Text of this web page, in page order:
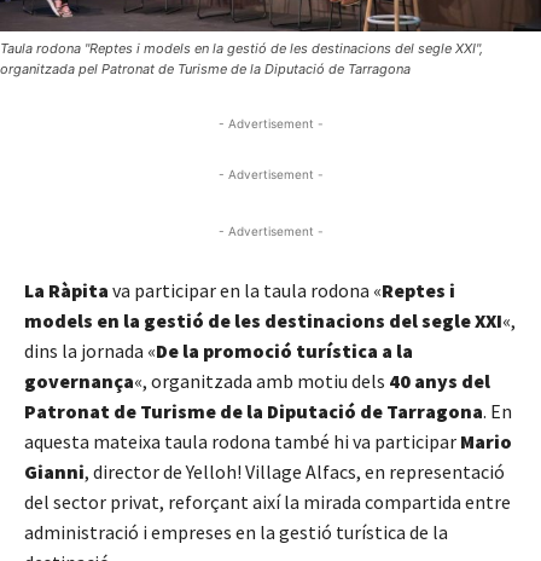
Taula rodona "Reptes i models en la gestió de les destinacions del segle XXI",
organitzada pel Patronat de Turisme de la Diputació de Tarragona
- Advertisement -
- Advertisement -
- Advertisement -
La Ràpita va participar en la taula rodona «Reptes i
models en la gestió de les destinacions del segle XXI«,
dins la jornada «De la promoció turística a la
governança«, organitzada amb motiu dels 40 anys del
Patronat de Turisme de la Diputació de Tarragona. En
aquesta mateixa taula rodona també hi va participar Mario
Gianni, director de Yelloh! Village Alfacs, en representació
del sector privat, reforçant així la mirada compartida entre
administració i empreses en la gestió turística de la